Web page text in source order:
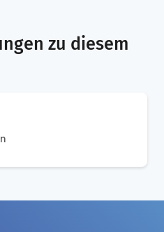
zu diesem